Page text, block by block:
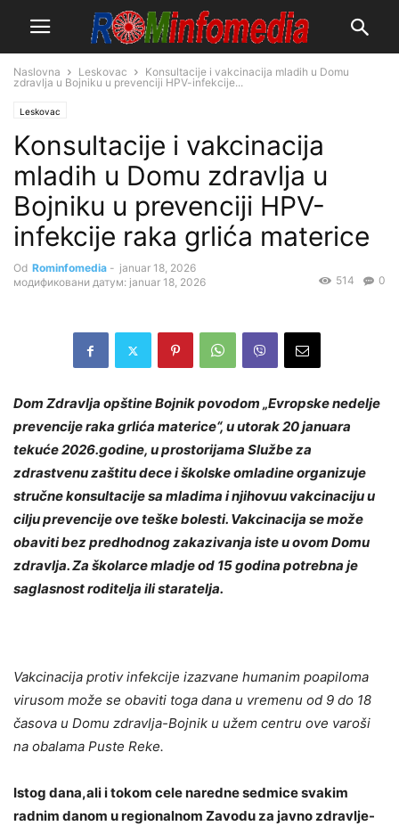
Naslovna Leskovac
Konsultacije i vakcinacija mladih u Domu
zdravlja u Bojniku u prevenciji HPV-infekcije...
Leskovac
Konsultacije i vakcinacija
mladih u Domu zdravlja u
Bojniku u prevenciji HPV-
infekcije raka grlića materice
Od Rominfomedia - januar 18, 2026
модификовани датум: januar 18, 2026
0
514
Dom Zdravlja opštine Bojnik povodom „Evropske nedelje
prevencije raka grlića materice“, u utorak 20 januara
tekuće 2026.godine, u prostorijama Službe za
zdrastvenu zaštitu dece i školske omladine organizuje
stručne konsultacije sa mladima i njihovuu vakcinaciju u
cilju prevencije ove teške bolesti. Vakcinacija se može
obaviti bez predhodnog zakazivanja iste u ovom Domu
zdravlja. Za školarce mladje od 15 godina potrebna je
saglasnost roditelja ili staratelja.
Vakcinacija protiv infekcije izazvane humanim poapiloma
virusom može se obaviti toga dana u vremenu od 9 do 18
časova u Domu zdravlja-Bojnik u užem centru ove varoši
na obalama Puste Reke.
Istog dana,ali i tokom cele naredne sedmice svakim
radnim danom u regionalnom Zavodu za javno zdravlje-